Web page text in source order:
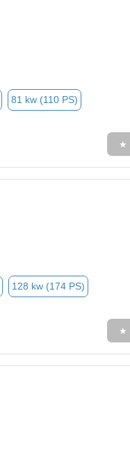
81 kw (110 PS)
★
128 kw (174 PS)
★